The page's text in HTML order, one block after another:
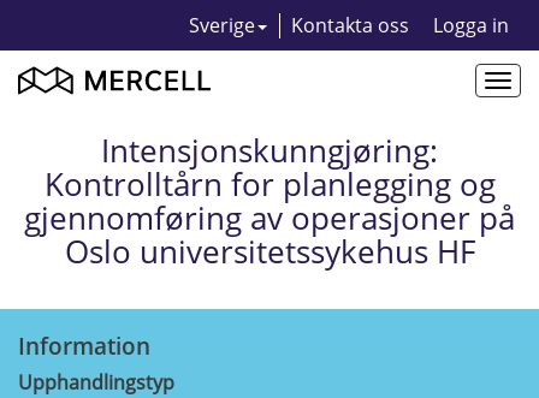
Sverige Kontakta oss Logga in
Intensjonskunngjøring:
Kontrolltårn for planlegging og
gjennomføring av operasjoner på
Oslo universitetssykehus HF
Information
Upphandlingstyp